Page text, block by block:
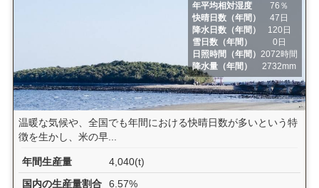
年平均相対湿度
76％
快晴日数（年間）
47日
降水日数（年間）
120日
雪日数（年間）
0日
日照時間（年間）2072時間
降水量（年間）
2732mm
温暖な気候や、全国でも年間における快晴日数が多いという特
徴を生かし、米の早...
年間生産量
4,040(t)
国内の生産量割合
6.57%